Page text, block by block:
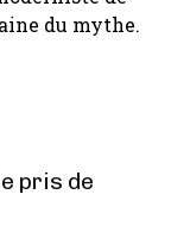
du mythe.
pris de